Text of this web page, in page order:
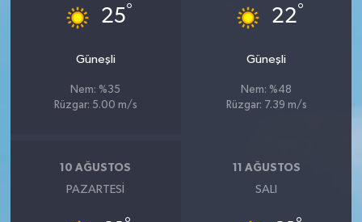
25°
Güneşli
Nem: %35
Rüzgar: 5.00 m/s
22°
Güneşli
Nem: %48
Rüzgar: 7.39 m/s
10 AĞUSTOS
PAZARTESI
11 AĞUSTOS
SALI